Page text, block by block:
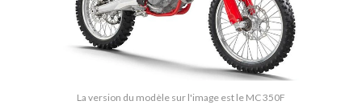
La version du modèle sur l'image est le MC 350F